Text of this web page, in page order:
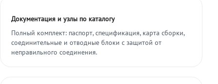
Документация и узлы по каталогу
Полный комплект: паспорт, спецификация, карта сборки,
соединительные и отводные блоки с защитой от
неправильного соединения.